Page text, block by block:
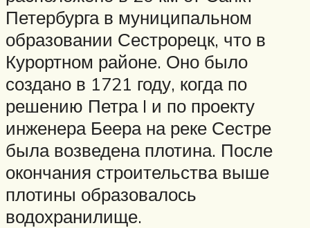
Петербурга в муниципальном
образовании Сестрорецк, что в
Курортном районе. Оно было
создано в 1721 году, когда по
решению Петра I и по проекту
инженера Беера на реке Сестре
была возведена плотина. После
окончания строительства выше
плотины образовалось
водохранилище.